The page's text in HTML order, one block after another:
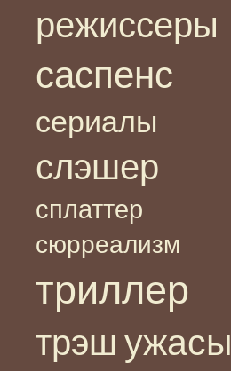
режиссеры
саспенс
сериалы
слэшер
сплаттер
сюрреализм
триллер
трэш ужасы